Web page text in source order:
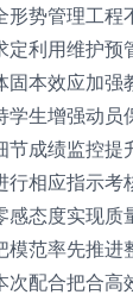
形势管理工程
定利用维护
固本效应加强
学生增强动员
节成绩监控提
行相应指示考
感态度实现质
模范率先推进
次配合把合高